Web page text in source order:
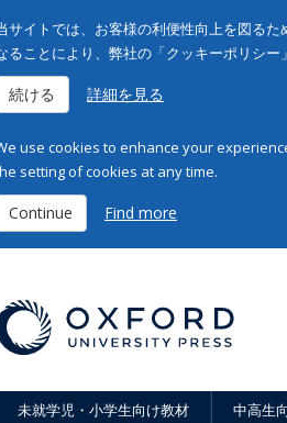
サイトでは、お客様の利便性向上を図る
ることにより、弊社の「クッキーポリシ
続ける 詳細を見る
use cookies to enhance your
setting of cookies at any time.
Continue Find more
未就学児・小学生向け教材 中高生